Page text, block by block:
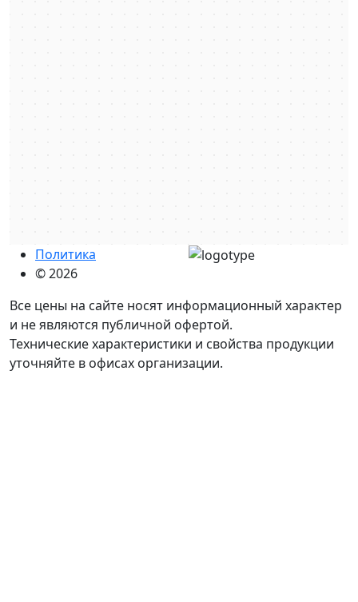
Политика
© 2026
Все цены на сайте носят информационный характер
и не являются публичной офертой.
Технические характеристики и свойства продукции
уточняйте в офисах организации.